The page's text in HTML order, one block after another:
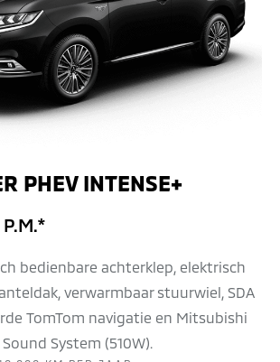
PHEV INTENSE+
bedienbare achterklep, elektrisch
verwarmbaar stuurwiel, SDA
TomTom navigatie en Mitsubishi
System (510W).